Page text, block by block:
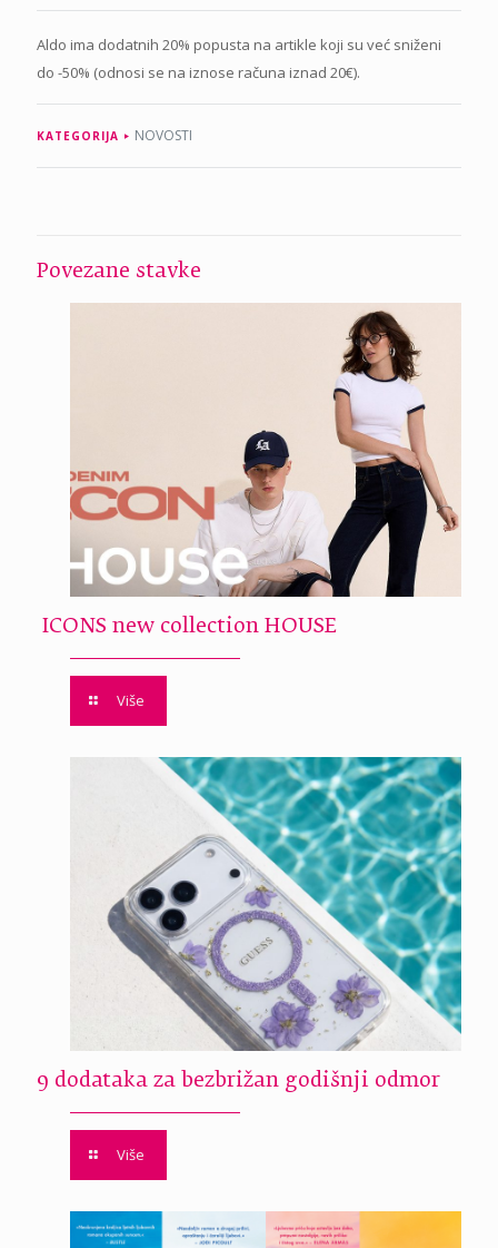
Aldo ima dodatnih 20% popusta na artikle koji su već sniženi
do -50% (odnosi se na iznose računa iznad 20€).
KATEGORIJA NOVOSTI
Povezane stavke
ICONS new collection HOUSE
Više
9 dodataka za bezbrižan godišnji odmor
Više